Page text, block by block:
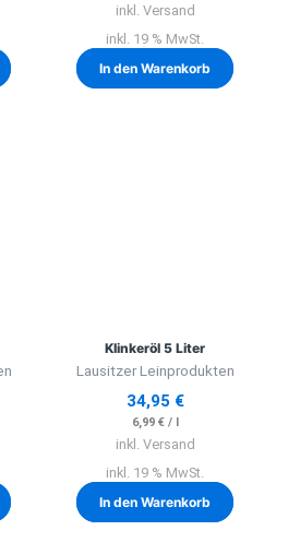
inkl. Versand
inkl. 19 % MwSt.
In den Warenkorb
Klinkeröl 5 Liter
Lausitzer Leinprodukten
34,95 €
6,99 €/
inkl. Versand
inkl. 19 % MwSt.
In den Warenkorb